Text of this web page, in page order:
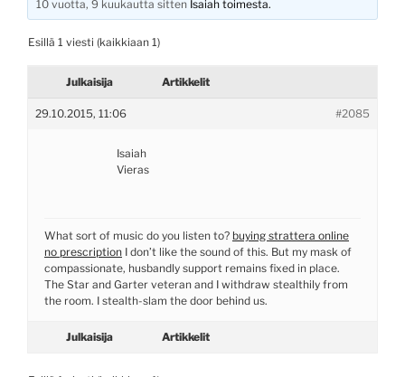
10 vuotta, 9 kuukautta sitten Isaiah toimesta.
Esillä 1 viesti (kaikkiaan 1)
Julkaisija Artikkelit
29.10.2015, 11:06 #2085
Isaiah
Vieras
What sort of music do you listen to? buying strattera online
no prescription I don’t like the sound of this. But my mask of
compassionate, husbandly support remains fixed in place.
The Star and Garter veteran and I withdraw stealthily from
the room. I stealth-slam the door behind us.
Julkaisija Artikkelit